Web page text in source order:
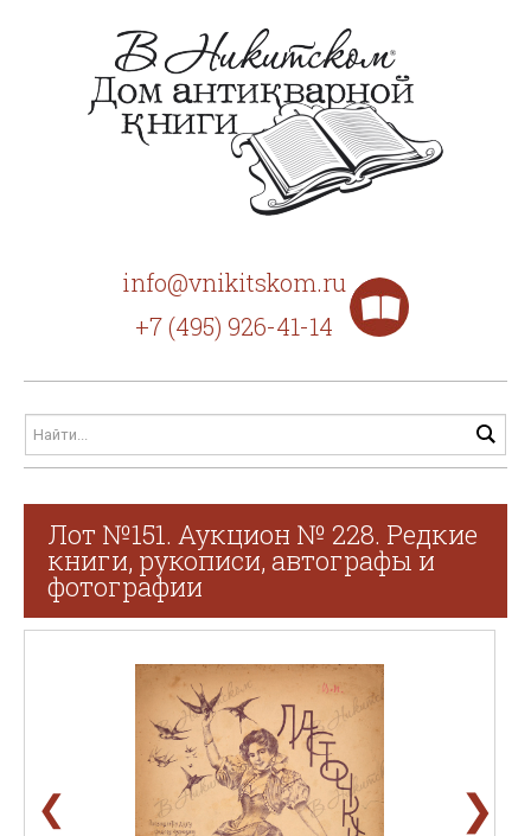
info@vnikitskom.ru
+7 (495) 926-41-14
Лот №151. Аукцион № 228. Редкие
книги, рукописи, автографы и
фотографии
❮ ❯